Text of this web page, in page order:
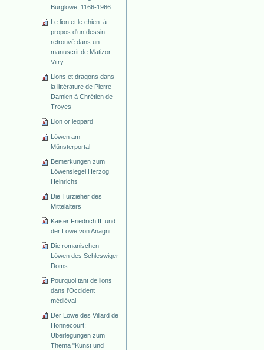
Burglöwe, 1166-1966
Le lion et le chien: à
propos d'un dessin
retrouvé dans un
manuscrit de Matizor
Vitry
Lions et dragons dans
la littérature de Pierre
Damien à Chrétien de
Troyes
Lion or leopard
Löwen am
Münsterportal
Bemerkungen zum
Löwensiegel Herzog
Heinrichs
Die Türzieher des
Mittelalters
Kaiser Friedrich II. und
der Löwe von Anagni
Die romanischen
Löwen des Schleswiger
Doms
Pourquoi tant de lions
dans l'Occident
médiéval
Der Löwe des Villard de
Honnecourt:
Überlegungen zum
Thema "Kunst und